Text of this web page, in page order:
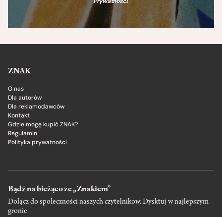
ZNAK
O nas
Dla autorów
Dla reklamodawców
Kontakt
Gdzie mogę kupić ZNAK?
Regulamin
Polityka prywatności
Bądź na bieżąco ze „Znakiem”
Dołącz do społeczności naszych czytelnikow. Dysktuj w najlepszym
gronie